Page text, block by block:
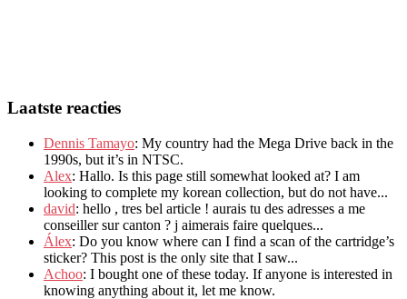
Laatste reacties
Dennis Tamayo: My country had the Mega Drive back in the
1990s, but it’s in NTSC.
Alex: Hallo. Is this page still somewhat looked at? I am
looking to complete my korean collection, but do not have...
david: hello , tres bel article ! aurais tu des adresses a me
conseiller sur canton ? j aimerais faire quelques...
Álex: Do you know where can I find a scan of the cartridge’s
sticker? This post is the only site that I saw...
Achoo: I bought one of these today. If anyone is interested in
knowing anything about it, let me know.